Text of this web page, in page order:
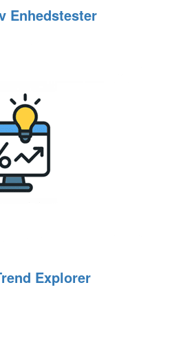
Enhedstester
Explorer